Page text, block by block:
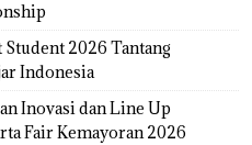
Student 2026 Tantang
Indonesia
Inovasi dan Line Up
Fair Kemayoran 2026